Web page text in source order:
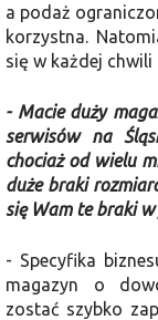
a podaż
korzystna.
się w każdej chwili
- Macie duży
serwisów na
chociaż od wielu
duże braki
się Wam te braki
- Specyfika
magazyn o
zostać szybko